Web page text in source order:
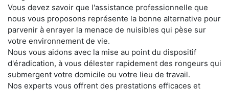
Vous devez savoir que l'assistance professionnelle que
nous vous proposons représente la bonne alternative pour
parvenir à enrayer la menace de nuisibles qui pèse sur
votre environnement de vie.
Nous vous aidons avec la mise au point du dispositif
d'éradication, à vous délester rapidement des rongeurs qui
submergent votre domicile ou votre lieu de travail.
Nos experts vous offrent des prestations efficaces et